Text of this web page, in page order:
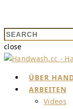
close
ÜBER
ARBEITEN
Videos